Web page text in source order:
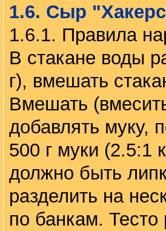
1.6. Сыр
1.6.1. Правила
В стакане воды
г), вмешать
Вмешать
добавлять муку,
500 г муки (2.5:1
должно быть
разделить на
по банкам. Тесто